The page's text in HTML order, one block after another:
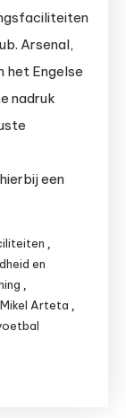
Arsenal,
het Engelse
nadruk
een
,
en
,
Mikel Arteta ,